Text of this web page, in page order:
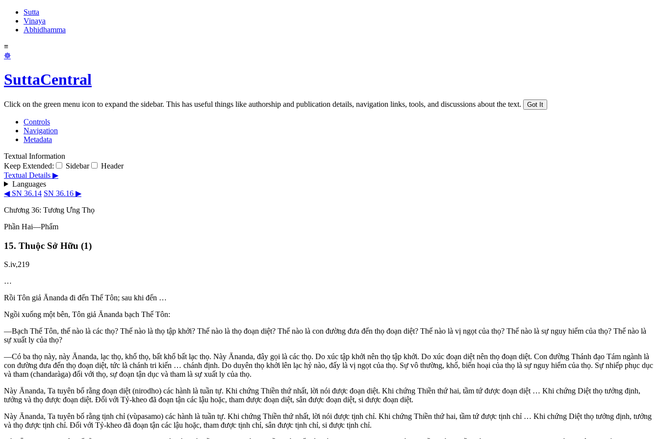
Sutta
Vinaya
Abhidhamma
≡
☸
SuttaCentral
Click on the green menu icon to expand the sidebar. This has useful things like authorship and publication details, navigation links, tools, and discussions about the text. Got It
Controls
Navigation
Metadata
Textual Information
Keep Extended:
Sidebar
Header
Textual Details ▶
Languages
◀ SN 36.14 SN 36.16 ▶
Chương 36: Tương Ưng Thọ
Phần Hai—Phẩm
15. Thuộc Sở Hữu (1)
S.iv,219
…
Rồi Tôn giả Ānanda đi đến Thế Tôn; sau khi đến …
Ngồi xuống một bên, Tôn giả Ānanda bạch Thế Tôn:
—Bạch Thế Tôn, thế nào là các thọ? Thế nào là thọ tập khởi? Thế nào là thọ đoạn diệt? Thế nào là con đường đưa đến thọ đoạn diệt? Thế nào là vị ngọt của thọ? Thế nào là sự nguy hiểm của thọ? Thế nào là
sự xuất ly của thọ?
—Có ba thọ này, này Ānanda, lạc thọ, khổ thọ, bất khổ bất lạc thọ. Này Ānanda, đây gọi là các thọ. Do xúc tập khởi nên thọ tập khởi. Do xúc đoạn diệt nên thọ đoạn diệt. Con đường Thánh đạo Tám ngành là
con đường đưa đến thọ đoạn diệt, tức là chánh tri kiến … chánh định. Do duyên thọ khởi lên lạc hỷ nào, đấy là vị ngọt của thọ. Sự vô thường, khổ, biến hoại của thọ là sự nguy hiểm của thọ. Sự nhiếp phục dục
và tham (chandaràga) đối với thọ, sự đoạn tận dục và tham là sự xuất ly của thọ.
Này Ānanda, Ta tuyên bố rằng đoạn diệt (nirodho) các hành là tuần tự. Khi chứng Thiền thứ nhất, lời nói được đoạn diệt. Khi chứng Thiền thứ hai, tầm tứ được đoạn diệt … Khi chứng Diệt thọ tưởng định,
tưởng và thọ được đoạn diệt. Ðối với Tỷ-kheo đã đoạn tận các lậu hoặc, tham được đoạn diệt, sân được đoạn diệt, si được đoạn diệt.
Này Ānanda, Ta tuyên bố rằng tịnh chỉ (vùpasamo) các hành là tuần tự. Khi chứng Thiền thứ nhất, lời nói được tịnh chỉ. Khi chứng Thiền thứ hai, tầm tứ được tịnh chỉ … Khi chứng Diệt thọ tưởng định, tưởng
và thọ được tịnh chỉ. Ðối với Tỷ-kheo đã đoạn tận các lậu hoặc, tham được tịnh chỉ, sân được tịnh chỉ, si được tịnh chỉ.